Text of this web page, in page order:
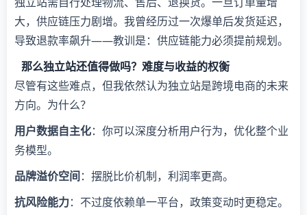
大，供应链压力剧增。我曾经历过一次爆单后发货延迟，
导致退款率飙升——教训是：供应链能力必须提前规划。
那么独立站还值得做吗？难度与收益的权衡
尽管有这些难点，但我依然认为独立站是跨境电商的未来
方向。为什么？
​用户数据自主化​​：你可以深度分析用户行为，优化整个业
务模型。
​品牌溢价空间​​：摆脱比价机制，利润率更高。
​抗风险能力​​：不过度依赖单一平台，政策变动时更稳定。